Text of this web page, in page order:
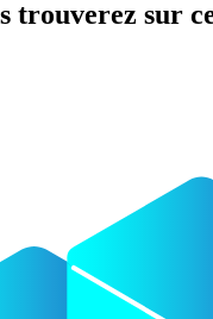
trouverez sur